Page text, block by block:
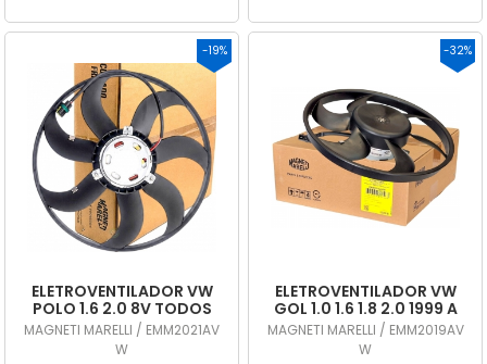
-19%
ELETROVENTILADOR VW
POLO 1.6 2.0 8V TODOS
2006 a 2012 C. MEC /
COM AR EMM2021AVW
MAGNETI MARELLI / EMM2021AV
W
-32%
ELETROVENTILADOR VW
GOL 1.0 1.6 1.8 2.0 1999 A
2016 COM AR COND
EMM2019AVW
MAGNETI MARELLI / EMM2019AV
W